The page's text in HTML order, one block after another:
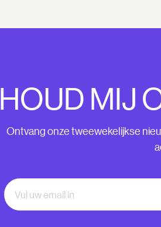
HOUD MIJ
Ontvang onze tweewekelijkse